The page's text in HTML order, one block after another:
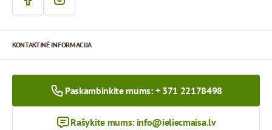
KONTAKTINĖ INFORMACIJA
Paskambinkite mums: + 371 22178498
Rašykite mums: info@ieliecmaisa.lv